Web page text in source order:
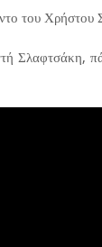
του Χρήστου
Σλαφτσάκη,